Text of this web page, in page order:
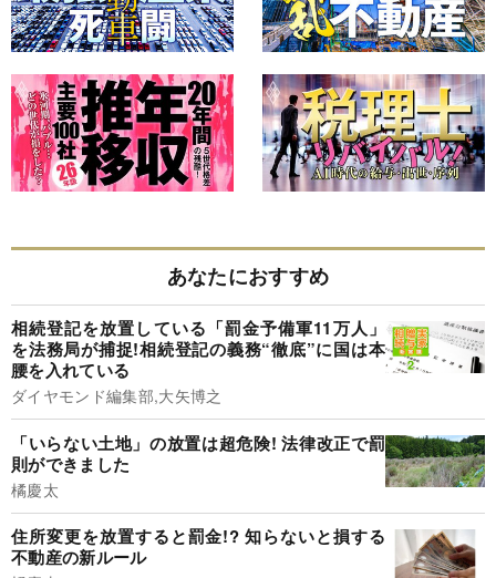
あなたにおすすめ
相続登記を放置している「罰金予備軍11万人」
を法務局が捕捉!相続登記の義務“徹底”に国は本
腰を入れている
ダイヤモンド編集部,大矢博之
「いらない土地」の放置は超危険! 法律改正で罰
則ができました
橘慶太
住所変更を放置すると罰金!? 知らないと損する
不動産の新ルール